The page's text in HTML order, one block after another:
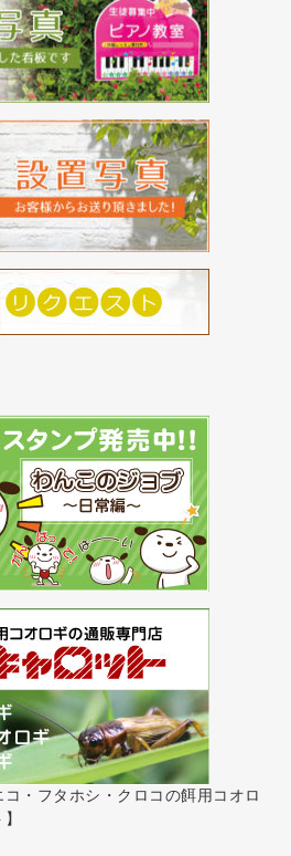
・フタホシ・クロコの餌用コオロ